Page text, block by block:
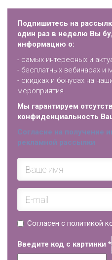
Подпишитесь на
один раз в неделю Вы
информацию о:
- самых интересных и
- бесплатных вебинарах и
- скидках и бонусах на
мероприятия.
Мы гарантируем
конфиденциальность
Согласие на получение
рекламной рассылки
Согласен с политикой
Введите код с картинки *